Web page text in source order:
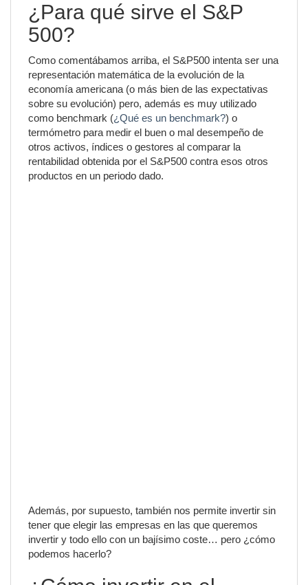
¿Para qué sirve el S&P
500?
Como comentábamos arriba, el S&P500 intenta ser una
representación matemática de la evolución de la
economía americana (o más bien de las expectativas
sobre su evolución) pero, además es muy utilizado
como benchmark (¿Qué es un benchmark?) o
termómetro para medir el buen o mal desempeño de
otros activos, índices o gestores al comparar la
rentabilidad obtenida por el S&P500 contra esos otros
productos en un periodo dado.
Además, por supuesto, también nos permite invertir sin
tener que elegir las empresas en las que queremos
invertir y todo ello con un bajísimo coste… pero ¿cómo
podemos hacerlo?